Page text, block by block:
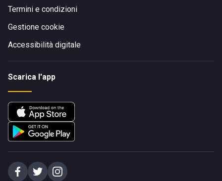
Termini e condizioni
Gestione cookie
Accessibilità digitale
Scarica l'app